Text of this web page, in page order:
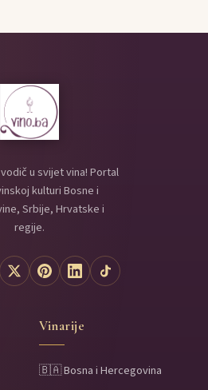
vodič u svijet vina! Portal
kulturi Bosne i
Srbije, Hrvatske i
regije.
Vinarije
🇧🇦 Bosna i Hercegovina